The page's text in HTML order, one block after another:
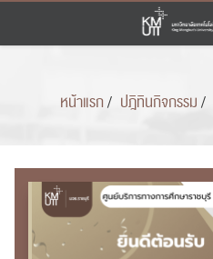
Skip
content
หน้าแรก/ ปฎิทินกิจกรรม/